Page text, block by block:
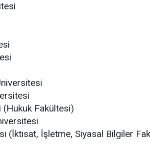
Fakültesi)
(İktisat, İşletme, Siyasal Bilgiler